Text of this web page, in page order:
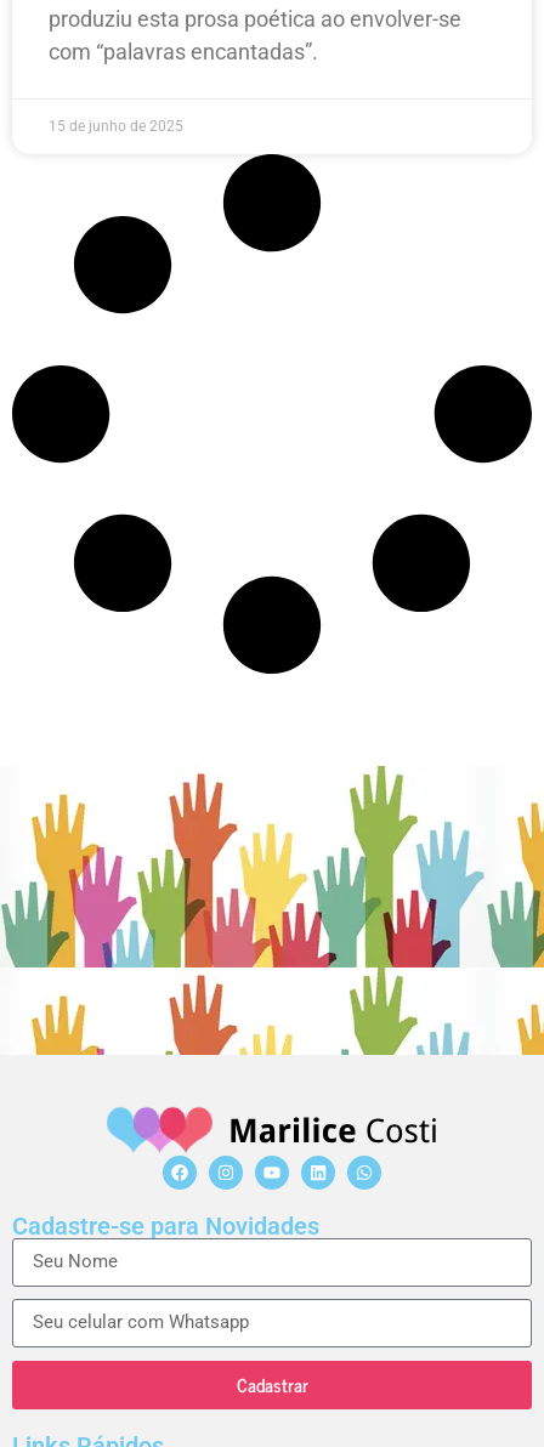
produziu esta prosa poética ao envolver-se
com “palavras encantadas”.
15 de junho de 2025
Cadastre-se para Novidades
Cadastrar